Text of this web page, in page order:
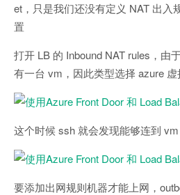
et，只是我们还没有定义 NAT 出入
置
打开 LB 的 Inbound NAT rules，由
有一台 vm，因此类型选择 azure 虚
这个时候 ssh 就会发现能够连到
要添加出网规则机器才能上网，